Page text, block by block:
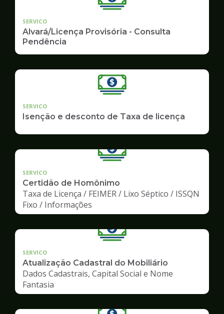
SERVICO
Alvará/Licença Provisória - Consulta
Pendência
SERVICO
Isenção e desconto de Taxa de licença
SERVICO
Certidão de Homônimo
Taxa de Licença / FEIMER / Lixo Séptico / ISSQN
Fixo / Informações
SERVICO
Atualização Cadastral do Mobiliário
Dados Cadastrais, Capital Social e Nome
Fantasia